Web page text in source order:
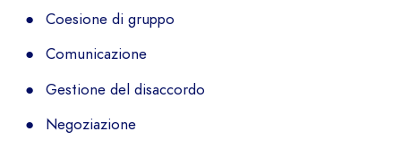
Coesione di gruppo
Comunicazione
Gestione del disaccordo
Negoziazione